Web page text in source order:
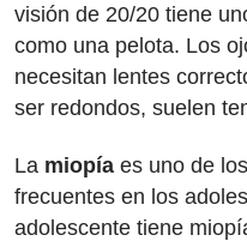
visión de 20/20 tiene
como una pelota. Los
necesitan lentes
ser redondos, suelen
La miopía es uno de
frecuentes en los
adolescente tiene